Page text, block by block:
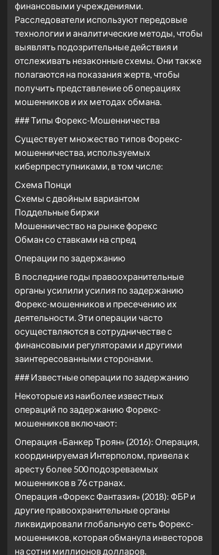
финансовыми учреждениями.
Расследователи используют передовые
технологии и аналитические методы, чтобы
выявлять подозрительные действия и
отслеживать незаконные схемы. Они также
полагаются на показания жертв, чтобы
получить представление об операциях
мошенников и их методах обмана.
### Типы Форекс-Мошенничества
Существует множество типов Форекс-
мошенничества, используемых
киберпреступниками, в том числе:
Схема Понци
Схемы с двойным вариантом
Поддельные биржи
Мошенничество на рынке форекс
Обман со ставками на спред
Операции по задержанию
В последние годы правоохранительные
органы усилили усилия по задержанию
Форекс-мошенников и пресечению их
деятельности. Эти операции часто
осуществляются в сотрудничестве с
финансовыми регуляторами и другими
заинтересованными сторонами.
### Известные операции по задержанию
Некоторые из наиболее известных
операций по задержанию Форекс-
мошенников включают:
Операция «Банкер Троян» (2016): Операция,
координируемая Интерполом, привела к
аресту более 500 подозреваемых
мошенников в 76 странах.
Операция «Форекс Фантазия» (2018): ФБР и
другие правоохранительные органы
ликвидировали глобальную сеть Форекс-
мошенников, которая обманула инвесторов
на сотни миллионов долларов.